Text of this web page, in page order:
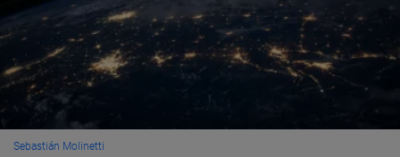
Sebastián Molinetti